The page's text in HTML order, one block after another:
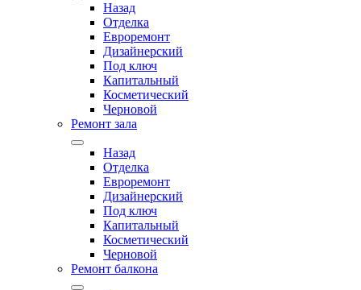
Назад
Отделка
Евроремонт
Дизайнерский
Под ключ
Капитальный
Косметический
Черновой
Ремонт зала
Назад
Отделка
Евроремонт
Дизайнерский
Под ключ
Капитальный
Косметический
Черновой
Ремонт балкона